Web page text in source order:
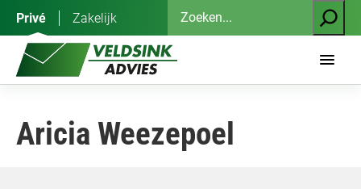
inhoud
Privé Zakelijk
Zoeken
Aricia Weezepoel